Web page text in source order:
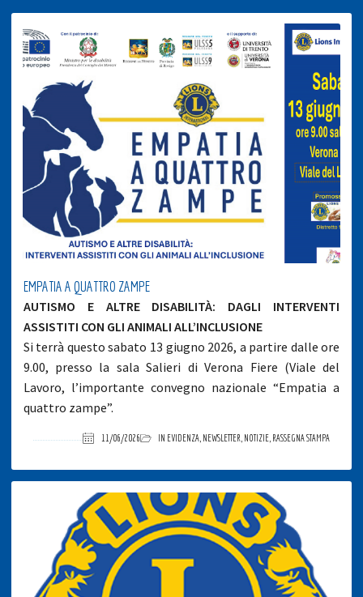
EMPATIA A QUATTRO ZAMPE
AUTISMO E ALTRE DISABILITÀ: DAGLI INTERVENTI
ASSISTITI CON GLI ANIMALI ALL’INCLUSIONE
Si terrà questo sabato 13 giugno 2026, a partire dalle ore
9.00, presso la sala Salieri di Verona Fiere (Viale del
Lavoro, l’importante convegno nazionale “Empatia a
quattro zampe”.
11/06/2026 IN EVIDENZA NEWSLETTER NOTIZIE RASSEGNA STAMPA